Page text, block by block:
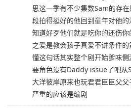
思这一季有不少集数Sam的存
段拍得挺好的他回到童年对他
知道好歹他们就是吃你的还伤
之爱是教会孩子真爱不讲条件
懂这句话其实整个剧开始爹味
要角色没有Daddy issue了吧从
大洋彼岸原来也玩君君臣臣父
严重的应该是编剧